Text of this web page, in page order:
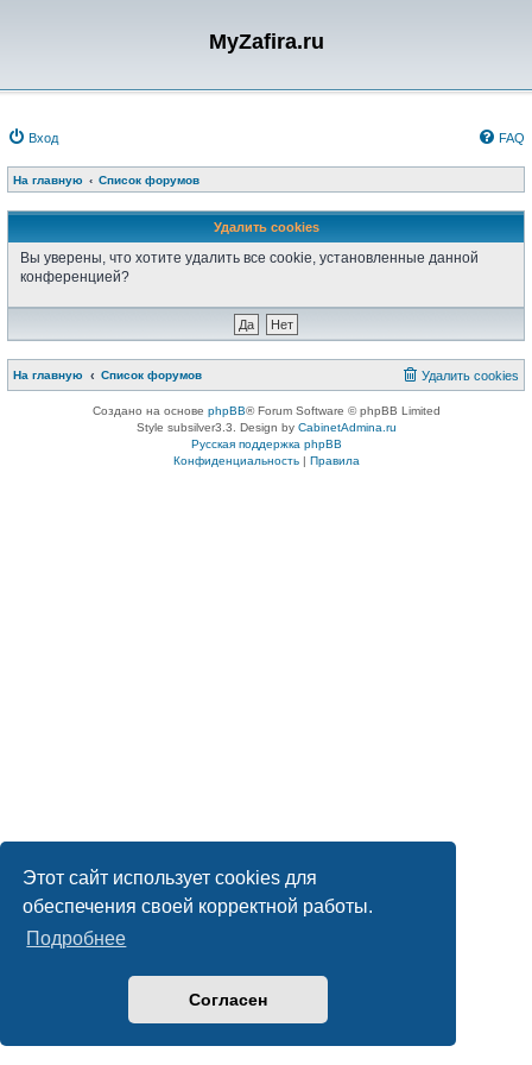
Этот сайт использует cookies для
обеспечения своей корректной работы.
Подробнее
Согласен
MyZafira.ru
Вход FAQ
На главную Список форумов
Удалить cookies
Вы уверены, что хотите удалить все cookie, установленные данной
конференцией?
На главную Список форумов Удалить cookies
Создано на основе phpBB® Forum Software © phpBB Limited
Style subsilver3.3. Design by CabinetAdmina.ru
Русская поддержка phpBB
Конфиденциальность| Правила